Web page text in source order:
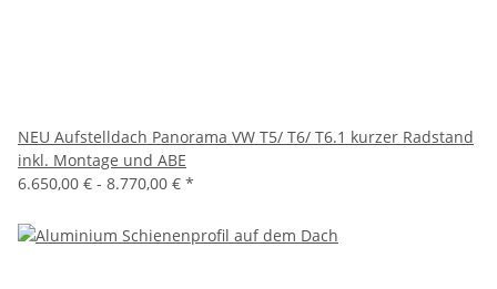
NEU Aufstelldach Panorama VW T5/ T6/ T6.1 kurzer Radstand
inkl. Montage und ABE
6.650,00 € - 8.770,00 € *